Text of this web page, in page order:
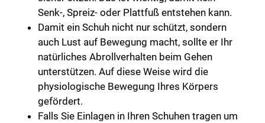
Senk-, Spreiz- oder Plattfuß entstehen kann.
Damit ein Schuh nicht nur schützt, sondern
auch Lust auf Bewegung macht, sollte er Ihr
natürliches Abrollverhalten beim Gehen
unterstützen. Auf diese Weise wird die
physiologische Bewegung Ihres Körpers
gefördert.
Falls Sie Einlagen in Ihren Schuhen tragen um